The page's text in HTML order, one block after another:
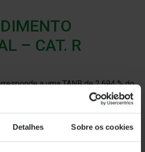
Detalhes Sobre os cookies
– CAT. R
a uma TANB de 2,694 % do
Fundo à data de 28-06-2024.
de risco ISR 2. O crédito na conta do
Íntegra: